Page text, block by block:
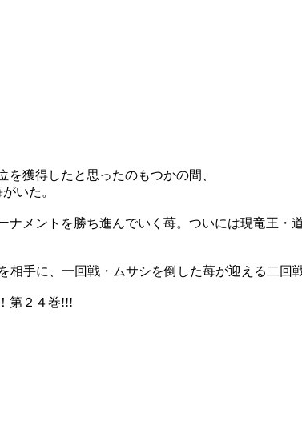
獲得したと思ったのもつかの間、
いた。
ナメントを勝ち進んでいく苺。ついには現竜王
相手に、一回戦・ムサシを倒した苺が迎える二回
第２４巻!!!